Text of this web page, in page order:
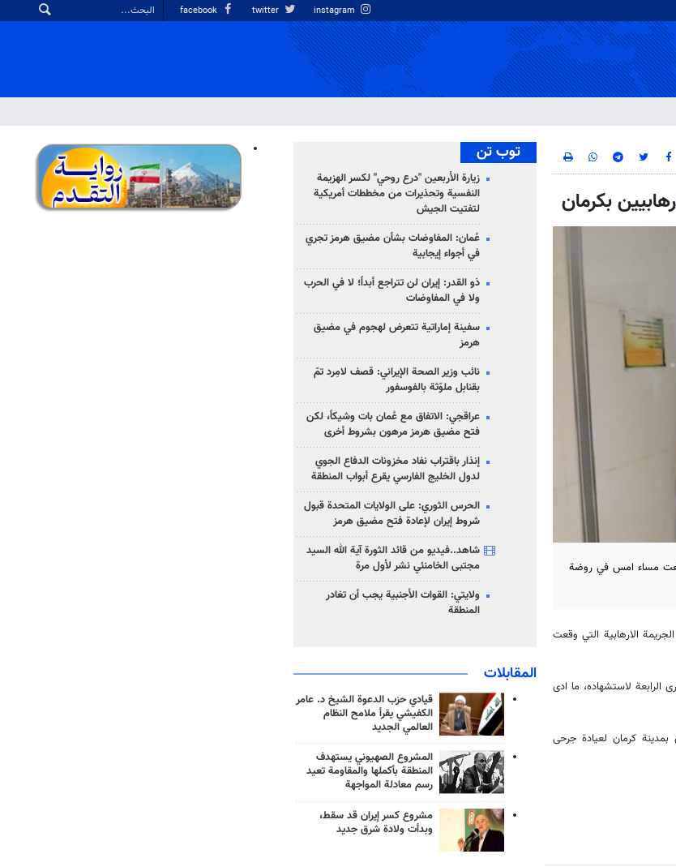
بكرمان
وقعت مساء امس في روضة
الارهابية التي وقعت
الرابعة لاستشهاده، ما ادى
بمدينة كرمان لعيادة جرحى
توب تن
زيارة الأربعين "درع روحي" لكسر الهزيمة
النفسية وتحذيرات من مخططات أمريكية
لتفتيت الجيش
عُمان: المفاوضات بشأن مضيق هرمز تجري
في أجواء إيجابية
ذو القدر: إيران لن تتراجع أبداً؛ لا في الحرب
ولا في المفاوضات
سفينة إماراتية تتعرض لهجوم في مضيق
هرمز
نائب وزير الصحة الإيراني: قصف لامِرد تمّ
بقنابل ملوّثة بالفوسفور
عراقجي: الاتفاق مع عُمان بات وشيكاً، لكن
فتح مضيق هرمز مرهون بشروط أخرى
إنذار باقتراب نفاد مخزونات الدفاع الجوي
لدول الخليج الفارسي يقرع أبواب المنطقة
الحرس الثوري: على الولايات المتحدة قبول
شروط إيران لإعادة فتح مضيق هرمز
شاهد..فيديو من قائد الثورة آية الله السيد
مجتبى الخامنئي نشر لأول مرة
ولايتي: القوات الأجنبية يجب أن تغادر
المنطقة
المقابلات
قيادي حزب الدعوة الشيخ د. عامر
الكفيشي يقرأ ملامح النظام
العالمي الجديد
المشروع الصهيوني يستهدف
المنطقة بأكملها والمقاومة تعيد
رسم معادلة المواجهة
مشروع كسر إيران قد سقط،
وبدأت ولادة شرق جديد